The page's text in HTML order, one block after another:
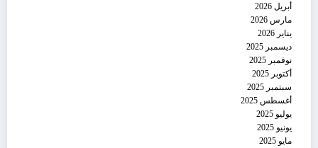
أبريل 2026
مارس 2026
يناير 2026
ديسمبر 2025
نوفمبر 2025
أكتوبر 2025
سبتمبر 2025
أغسطس 2025
يوليو 2025
يونيو 2025
مايو 2025